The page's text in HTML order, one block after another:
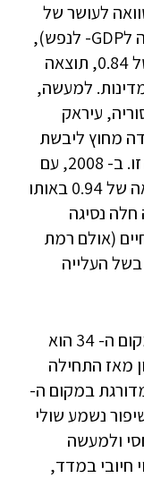
לעושר של
הפרט (מדד SEDA משוקלל בהשוואה לGDP- לנפש),
זוכה ישראל לתוצאה הלא מחמיאה של 0.84, תוצאה
למעשה,
עיראק
מחוץ ליבשת
אפריקה שזוכה לתוצאה לא מחמיאה זו. ב- 2008, עם
תחילת המדידה, ישראל זכתה לתוצאה של 0.94 באותו
נסיגה
(אולם רמת
העלייה
מיקומה הכללי הנוכחי של ישראל במקום ה- 34 הוא
מאז התחילה
מדורגת במקום ה-
על אף שהשיפור נשמע שולי
ולמעשה
חיובי במדד,